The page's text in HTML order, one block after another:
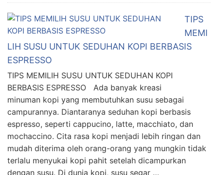
TIPS
MEMI
LIH SUSU UNTUK SEDUHAN KOPI BERBASIS
ESPRESSO
TIPS MEMILIH SUSU UNTUK SEDUHAN KOPI
BERBASIS ESPRESSO Ada banyak kreasi
minuman kopi yang membutuhkan susu sebagai
campurannya. Diantaranya seduhan kopi berbasis
espresso, seperti cappucino, latte, macchiato, dan
mochaccino. Cita rasa kopi menjadi lebih ringan dan
mudah diterima oleh orang-orang yang mungkin tidak
terlalu menyukai kopi pahit setelah dicampurkan
dengan susu. Di dunia kopi, susu segar …